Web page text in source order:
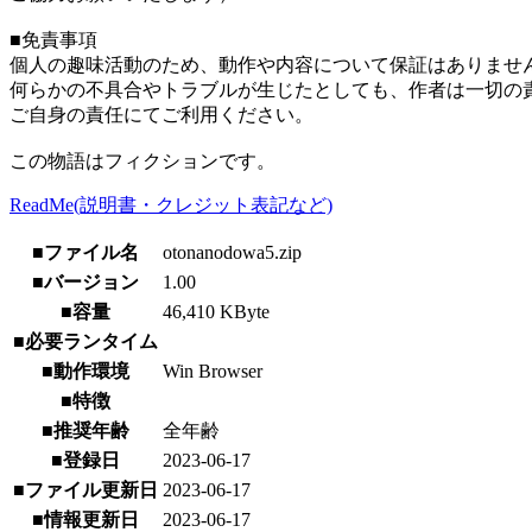
■免責事項
個人の趣味活動のため、動作や内容について保証はありませ
何らかの不具合やトラブルが生じたとしても、作者は一切の
ご自身の責任にてご利用ください。
この物語はフィクションです。
ReadMe(説明書・クレジット表記など)
■ファイル名
otonanodowa5.zip
■バージョン
1.00
■容量
46,410 KByte
■必要ランタイム
■動作環境
Win Browser
■特徴
■推奨年齢
全年齢
■登録日
2023-06-17
■ファイル更新日 2023-06-17
■情報更新日
2023-06-17